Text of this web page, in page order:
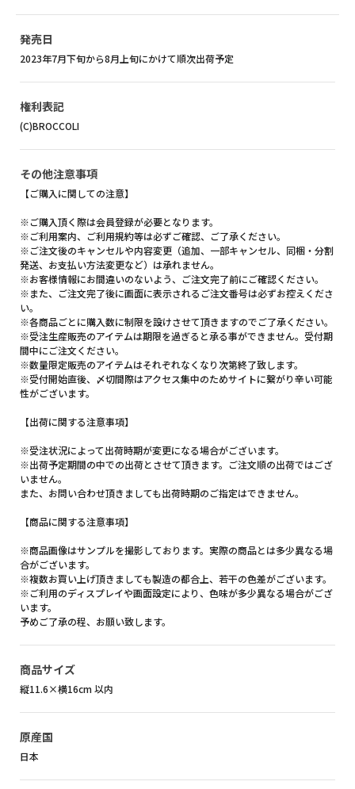
発売日
2023年7月下旬から8月上旬にかけて順次出荷予定
権利表記
(C)BROCCOLI
その他注意事項
【ご購入に関しての注意】
※ご購入頂く際は会員登録が必要となります。
※ご利用案内、ご利用規約等は必ずご確認、ご了承ください。
※ご注文後のキャンセルや内容変更（追加、一部キャンセル、同梱・分割
発送、お支払い方法変更など）は承れません。
※お客様情報にお間違いのないよう、ご注文完了前にご確認ください。
※また、ご注文完了後に画面に表示されるご注文番号は必ずお控えくださ
い。
※各商品ごとに購入数に制限を設けさせて頂きますのでご了承ください。
※受注生産販売のアイテムは期限を過ぎると承る事ができません。受付期
間中にご注文ください。
※数量限定販売のアイテムはそれぞれなくなり次第終了致します。
※受付開始直後、〆切間際はアクセス集中のためサイトに繋がり辛い可能
性がございます。
【出荷に関する注意事項】
※受注状況によって出荷時期が変更になる場合がございます。
※出荷予定期間の中での出荷とさせて頂きます。ご注文順の出荷ではござ
いません。
また、お問い合わせ頂きましても出荷時期のご指定はできません。
【商品に関する注意事項】
※商品画像はサンプルを撮影しております。実際の商品とは多少異なる場
合がございます。
※複数お買い上げ頂きましても製造の都合上、若干の色差がございます。
※ご利用のディスプレイや画面設定により、色味が多少異なる場合がござ
います。
予めご了承の程、お願い致します。
商品サイズ
縦11.6×横16cm 以内
原産国
日本